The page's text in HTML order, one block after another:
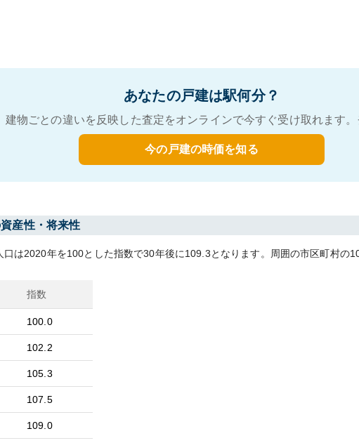
あなたの戸建は駅何分？
建物ごとの違いを反映した査定をオンラインで今すぐ受け取れます
今の戸建の時価を知る
産性・将来性
口は2020年を100とした指数で30年後に109.3となります。 周囲の市区町村の
指数
100.0
102.2
105.3
107.5
109.0